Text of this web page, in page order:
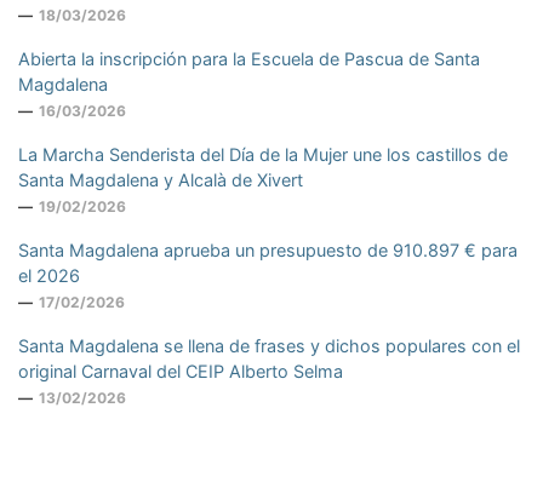
18/03/2026
Abierta la inscripción para la Escuela de Pascua de Santa
Magdalena
16/03/2026
La Marcha Senderista del Día de la Mujer une los castillos de
Santa Magdalena y Alcalà de Xivert
19/02/2026
Santa Magdalena aprueba un presupuesto de 910.897 € para
el 2026
17/02/2026
Santa Magdalena se llena de frases y dichos populares con el
original Carnaval del CEIP Alberto Selma
13/02/2026